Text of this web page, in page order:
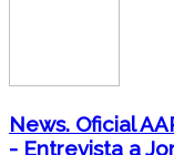
News. Oficial
- Entrevista a